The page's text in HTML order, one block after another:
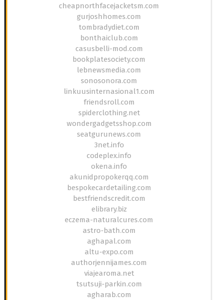
cheapnorthfacejacketsm.com
gurjoshhomes.com
tombradydiet.com
bonthaiclub.com
casusbelli-mod.com
bookplatesociety.com
lebnewsmedia.com
sonosonora.com
linkuusinternasional1.com
friendsroll.com
spiderclothing.net
wondergadgetsshop.com
seatgurunews.com
3net.info
codeplex.info
okena.info
akunidpropokerqq.com
bespokecardetailing.com
bestfriendscredit.com
elibrary.biz
eczema-naturalcures.com
astro-bath.com
aghapal.com
altu-expo.com
authorjennijames.com
viajearoma.net
tsutsuji-parkin.com
agharab.com